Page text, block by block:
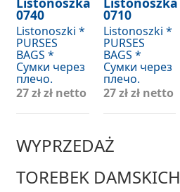
0740
Listonoszki *
PURSES
BAGS *
Сумки через
плечо.
27 złzł netto
0710
Listonoszki *
PURSES
BAGS *
Сумки через
плечо.
27 złzł netto
WYPRZEDAŻ
TOREBEK DAMSKICH